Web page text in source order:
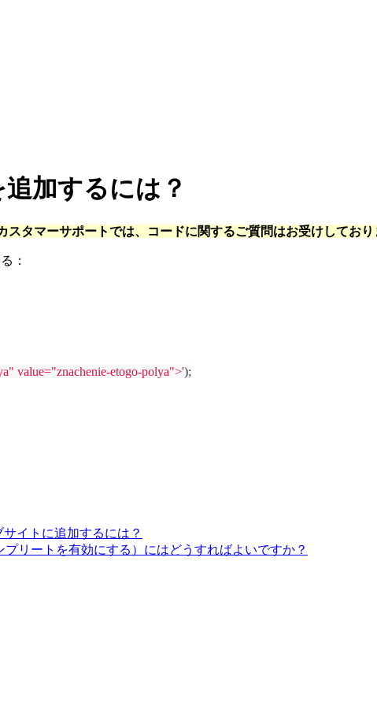
加するには？
タマーサポートでは、コードに関するご質問はお受けしており
：
value="znachenie-etogo-polya">');
イトに追加するには？
リートを有効にする）にはどうすればよいですか？